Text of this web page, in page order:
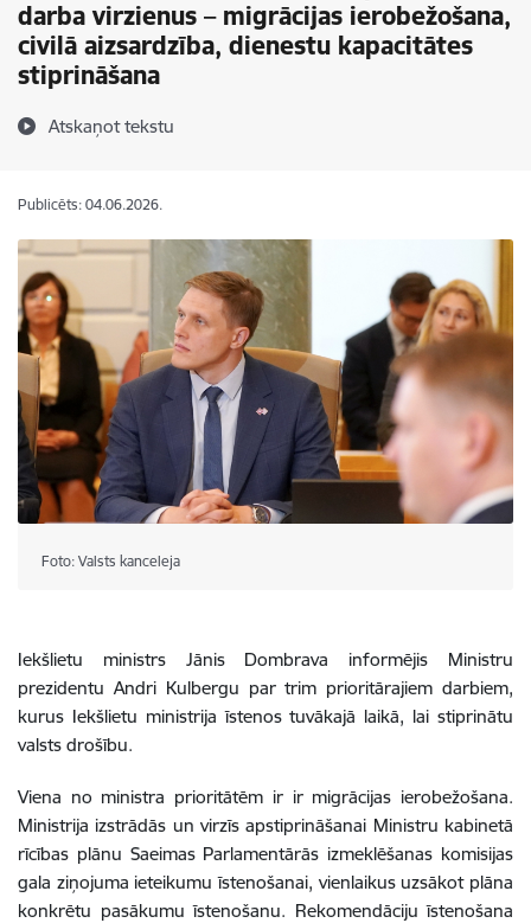
darba virzienus – migrācijas ierobežošana,
civilā aizsardzība, dienestu kapacitātes
stiprināšana
Atskaņot tekstu
Publicēts: 04.06.2026.
Foto: Valsts kanceleja
Iekšlietu ministrs Jānis Dombrava informējis Ministru
prezidentu Andri Kulbergu par trim prioritārajiem darbiem,
kurus Iekšlietu ministrija īstenos tuvākajā laikā, lai stiprinātu
valsts drošību.
Viena no ministra prioritātēm ir ir migrācijas ierobežošana.
Ministrija izstrādās un virzīs apstiprināšanai Ministru kabinetā
rīcības plānu Saeimas Parlamentārās izmeklēšanas komisijas
gala ziņojuma ieteikumu īstenošanai, vienlaikus uzsākot plāna
konkrētu pasākumu īstenošanu. Rekomendāciju īstenošana